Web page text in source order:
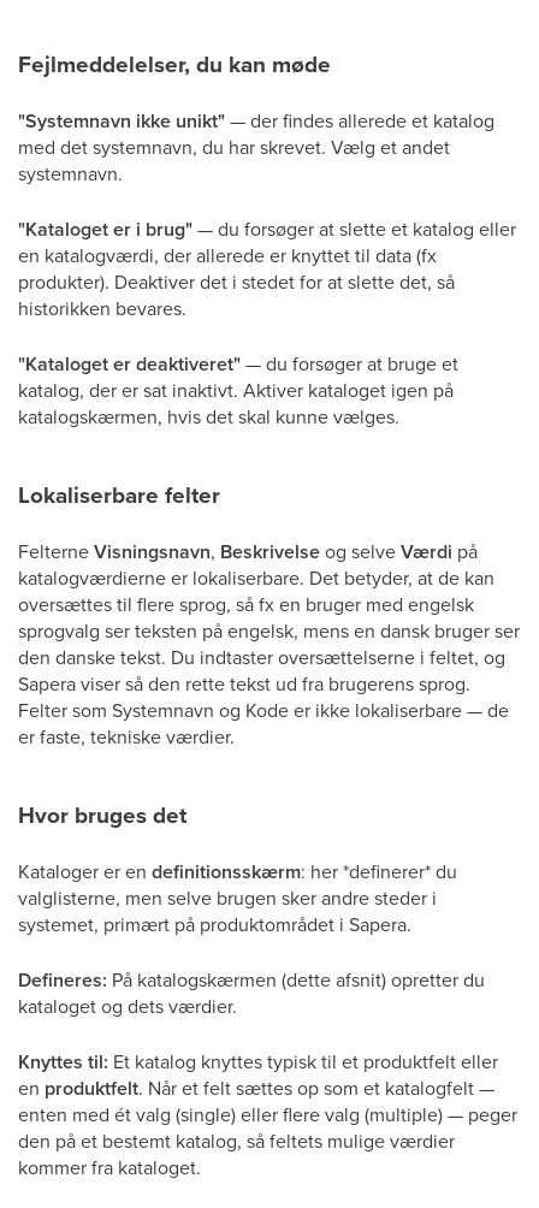
Fejlmeddelelser, du kan møde
"Systemnavn ikke unikt"— der findes allerede et katalog
med det systemnavn, du har skrevet. Vælg et andet
systemnavn.
"Kataloget er i brug"— du forsøger at slette et katalog eller
en katalogværdi, der allerede er knyttet til data (fx
produkter). Deaktiver det i stedet for at slette det, så
historikken bevares.
"Kataloget er deaktiveret"— du forsøger at bruge et
katalog, der er sat inaktivt. Aktiver kataloget igen på
katalogskærmen, hvis det skal kunne vælges.
Lokaliserbare felter
FelterneVisningsnavn, Beskrivelseog selveVærdi på
katalogværdierne er lokaliserbare. Det betyder, at de kan
oversættes til flere sprog, så fx en bruger med engelsk
sprogvalg ser teksten på engelsk, mens en dansk bruger ser
den danske tekst. Du indtaster oversættelserne i feltet, og
Sapera viser så den rette tekst ud fra brugerens sprog.
Felter som Systemnavn og Kode er ikke lokaliserbare — de
er faste, tekniske værdier.
Hvor bruges det
Kataloger er en definitionsskærm: her *definerer* du
valglisterne, men selve brugen sker andre steder i
systemet, primært på produktområdet i Sapera.
Defineres: På katalogskærmen (dette afsnit) opretter du
kataloget og dets værdier.
Knyttes til: Et katalog knyttes typisk til et produktfelt eller
en produktfelt. Når et felt sættes op som et katalogfelt —
enten med ét valg (single) eller flere valg (multiple) — peger
den på et bestemt katalog, så feltets mulige værdier
kommer fra kataloget.